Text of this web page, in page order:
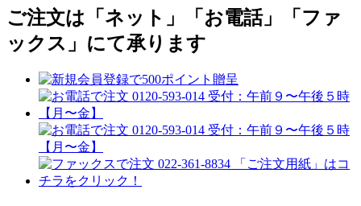
ご注文は「ネット」「お電話」「ファ
ックス」にて承ります